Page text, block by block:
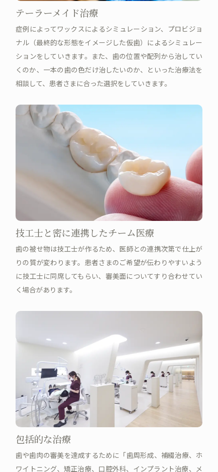
テーラーメイド治療
症例によってワックスによるシミュレーション、プロビジョ
ナル（最終的な形態をイメージした仮歯）によるシミュレー
ションをしていきます。また、歯の位置や配列から治してい
くのか、一本の歯の色だけ治したいのか、といった治療法を
相談して、患者さまに合った選択をしていきます。
技工士と密に連携したチーム医療
歯の被せ物は技工士が作るため、医師との連携次第で仕上が
りの質が変わります。患者さまのご希望が伝わりやすいよう
に技工士に同席してもらい、審美面についてすり合わせてい
く場合があります。
包括的な治療
歯や歯肉の審美を達成するために「歯周形成、補綴治療、ホ
ワイトニング、矯正治療、口腔外科、インプラント治療、メ